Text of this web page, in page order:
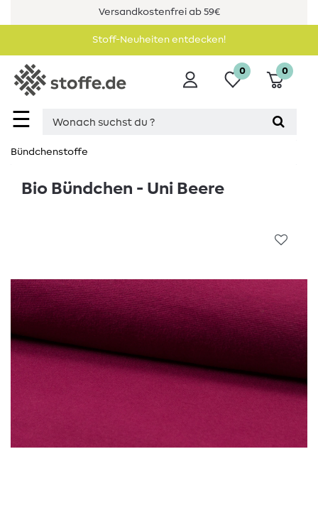
Versandkostenfrei ab 59€
Stoff-Neuheiten entdecken!
☰
0 0
Bündchenstoffe
Bio Bündchen - Uni Beere